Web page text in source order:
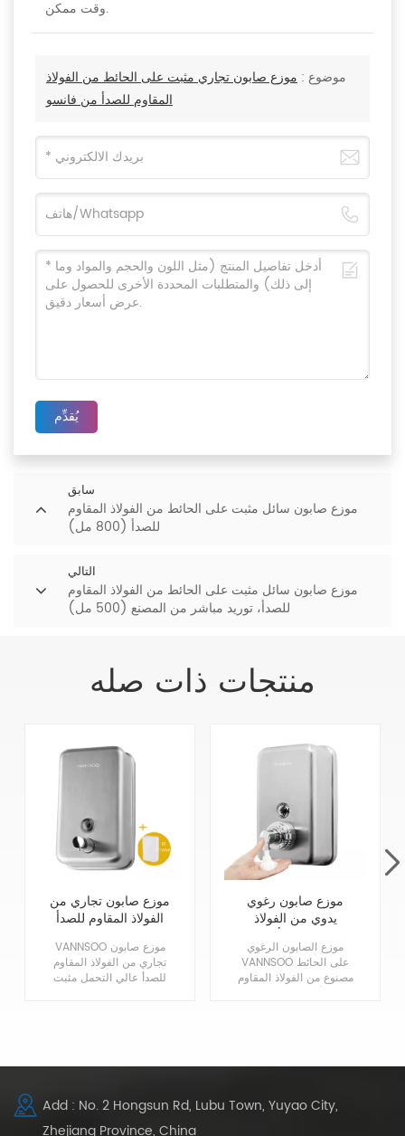
وقت ممكن.
موضوع : موزع صابون تجاري مثبت على الحائط من الفولاذ
المقاوم للصدأ من فانسو
يُقدِّم
سابق
موزع صابون سائل مثبت على الحائط من الفولاذ المقاوم
للصدأ (800 مل)
التالي
موزع صابون سائل مثبت على الحائط من الفولاذ المقاوم
للصدأ، توريد مباشر من المصنع (500 مل)
منتجات ذات صله
موزع صابون تجاري من
الفولاذ المقاوم للصدأ
شديد التحمل
VANNSOO موزع صابون
تجاري من الفولاذ المقاوم
للصدأ عالي التحمل مثبت
بني!
موزع صابون رغوي
يدوي من الفولاذ
المقاوم للصدأ تجاري
1200 مل
موزع الصابون الرغوي
VANNSOO على الحائط
مصنوع من الفولاذ المقاوم
وسهل التنظيف. متوافق
Add : No. 2 Hongsun Rd, Lubu Town, Yuyao City,
Zhejiang Province, China